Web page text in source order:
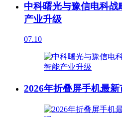
中科曙光与豫信电科
产业升级
07.10
2026年折叠屏手机最